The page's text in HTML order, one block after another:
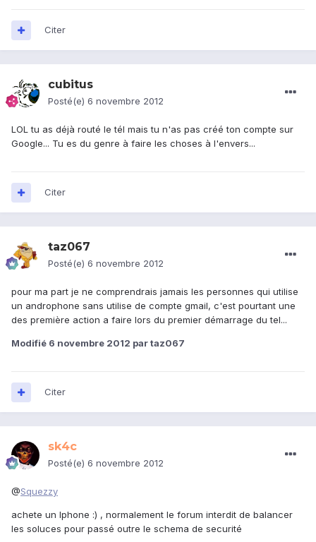
Citer
cubitus
Posté(e) 6 novembre 2012
LOL tu as déjà routé le tél mais tu n'as pas créé ton compte sur
Google... Tu es du genre à faire les choses à l'envers...
Citer
taz067
Posté(e) 6 novembre 2012
pour ma part je ne comprendrais jamais les personnes qui utilise
un androphone sans utilise de compte gmail, c'est pourtant une
des première action a faire lors du premier démarrage du tel...
Modifié 6 novembre 2012 par taz067
Citer
sk4c
Posté(e) 6 novembre 2012
@Squezzy
achete un Iphone :) , normalement le forum interdit de balancer
les soluces pour passé outre le schema de securité